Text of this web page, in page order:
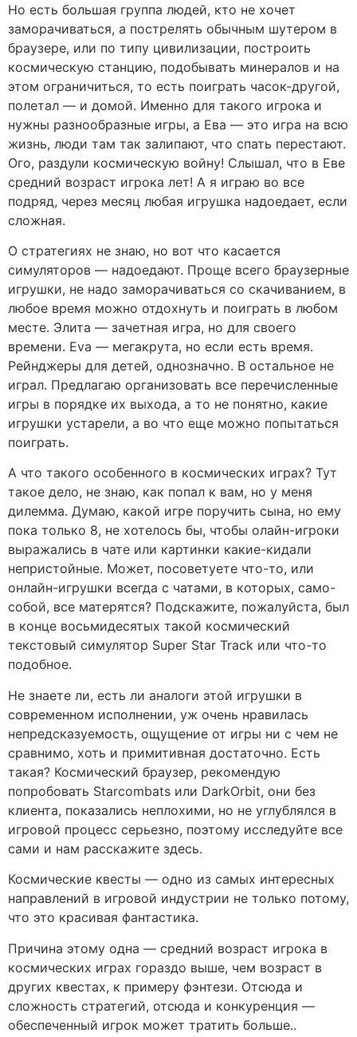
Но есть большая группа людей, кто не хочет
заморачиваться, а пострелять обычным шутером в
браузере, или по типу цивилизации, построить
космическую станцию, подобывать минералов и на
этом ограничиться, то есть поиграть часок-другой,
полетал — и домой. Именно для такого игрока и
нужны разнообразные игры, а Ева — это игра на всю
жизнь, люди там так залипают, что спать перестают.
Ого, раздули космическую войну! Слышал, что в Еве
средний возраст игрока лет! А я играю во все
подряд, через месяц любая игрушка надоедает, если
сложная.
О стратегиях не знаю, но вот что касается
симуляторов — надоедают. Проще всего браузерные
игрушки, не надо заморачиваться со скачиванием, в
любое время можно отдохнуть и поиграть в любом
месте. Элита — зачетная игра, но для своего
времени. Eva — мегакрута, но если есть время.
Рейнджеры для детей, однозначно. В остальное не
играл. Предлагаю организовать все перечисленные
игры в порядке их выхода, а то не понятно, какие
игрушки устарели, а во что еще можно попытаться
поиграть.
А что такого особенного в космических играх? Тут
такое дело, не знаю, как попал к вам, но у меня
дилемма. Думаю, какой игре поручить сына, но ему
пока только 8, не хотелось бы, чтобы олайн-игроки
выражались в чате или картинки какие-кидали
непристойные. Может, посоветуете что-то, или
онлайн-игрушки всегда с чатами, в которых, само-
собой, все матерятся? Подскажите, пожалуйста, был
в конце восьмидесятых такой космический
текстовый симулятор Super Star Track или что-то
подобное.
Не знаете ли, есть ли аналоги этой игрушки в
современном исполнении, уж очень нравилась
непредсказуемость, ощущение от игры ни с чем не
сравнимо, хоть и примитивная достаточно. Есть
такая? Космический браузер, рекомендую
попробовать Starcombats или DarkOrbit, они без
клиента, показались неплохими, но не углублялся в
игровой процесс серьезно, поэтому исследуйте все
сами и нам расскажите здесь.
Космические квесты — одно из самых интересных
направлений в игровой индустрии не только потому,
что это красивая фантастика.
Причина этому одна — средний возраст игрока в
космических играх гораздо выше, чем возраст в
других квестах, к примеру фэнтези. Отсюда и
сложность стратегий, отсюда и конкуренция —
обеспеченный игрок может тратить больше..